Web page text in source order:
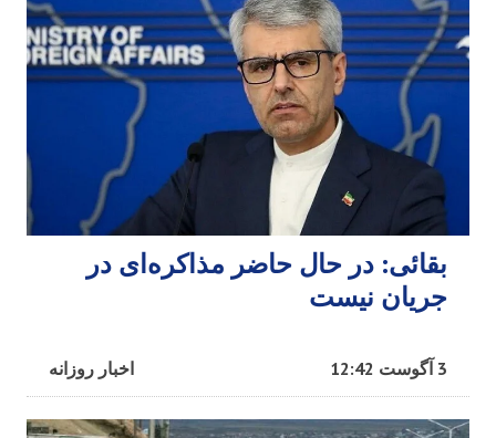
بقائی: در حال حاضر مذاکره‌ای در
جریان نیست
اخبار روزانه 3 آگوست 12:42